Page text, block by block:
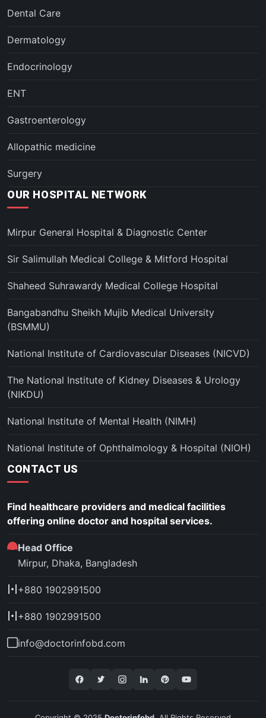
Dental Care
Dermatology
Endocrinology
ENT
Gastroenterology
Allopathic medicine
Surgery
OUR HOSPITAL NETWORK
Mirpur General Hospital & Diagnostic Center
Sir Salimullah Medical College & Mitford Hospital
Shaheed Suhrawardy Medical College Hospital
Bangabandhu Sheikh Mujib Medical University
(BSMMU)
National Institute of Cardiovascular Diseases (NICVD)
The National Institute of Kidney Diseases & Urology
(NIKDU)
National Institute of Mental Health (NIMH)
National Institute of Ophthalmology & Hospital (NIOH)
CONTACT US
Find healthcare providers and medical facilities
offering online doctor and hospital services.
Head Office
Mirpur, Dhaka, Bangladesh
+880 1902991500
+880 1902991500
info@doctorinfobd.com